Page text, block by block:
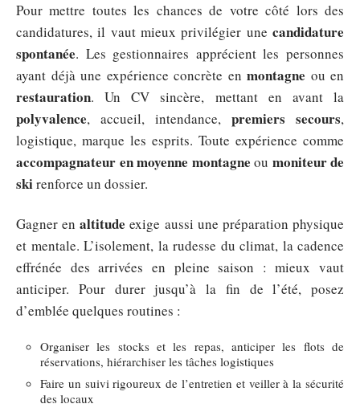
Pour mettre toutes les chances de votre côté lors des
candidatures, il vaut mieux privilégier une candidature
spontanée. Les gestionnaires apprécient les personnes
ayant déjà une expérience concrète en montagne ou en
restauration. Un CV sincère, mettant en avant la
polyvalence, accueil, intendance, premiers secours,
logistique, marque les esprits. Toute expérience comme
accompagnateur en moyenne montagne ou moniteur de
skirenforce un dossier.
Gagner enaltitude exige aussi une préparation physique
et mentale. L’isolement, la rudesse du climat, la cadence
effrénée des arrivées en pleine saison : mieux vaut
anticiper. Pour durer jusqu’à la fin de l’été, posez
d’emblée quelques routines :
Organiser les stocks et les repas, anticiper les flots de
réservations, hiérarchiser les tâches logistiques
Faire un suivi rigoureux de l’entretien et veiller à la sécurité
des locaux